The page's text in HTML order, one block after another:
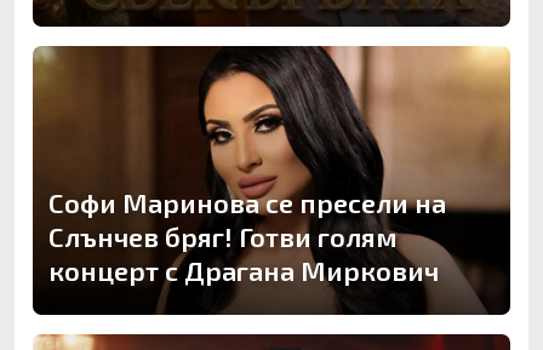
Софи Маринова се пресели на
Слънчев бряг! Готви голям
концерт с Драгана Миркович